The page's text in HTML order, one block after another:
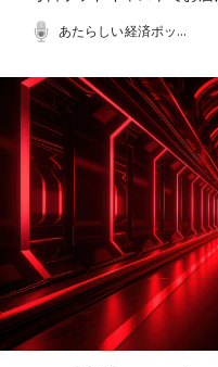
あたらしい経済ポッドキャスト